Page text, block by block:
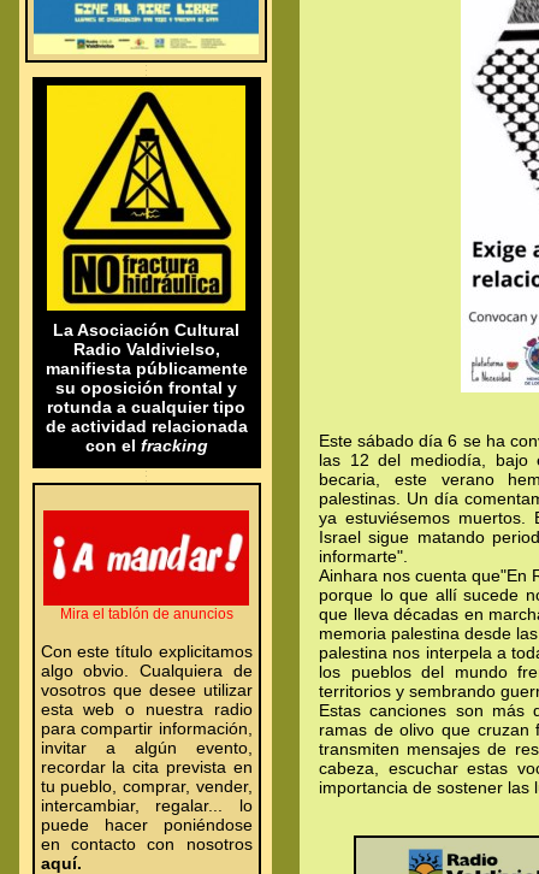
.
.
.
La Asociación Cultural
Radio Valdivielso,
manifiesta públicamente
su oposición frontal y
rotunda a cualquier tipo
de actividad relacionada
con el fracking
.
.
.
Mira el tablón de anuncios
Con este título explicitamos
algo obvio. Cualquiera de
vosotros que desee utilizar
esta web o nuestra radio
para compartir información,
invitar a algún evento,
recordar la cita prevista en
tu pueblo, comprar, vender,
intercambiar, regalar... lo
puede hacer poniéndose
en contacto con nosotros
aquí.
Este sábado día 6 se ha
las 12 del mediodía, bajo
becaria, este verano
palestinas. Un día
ya estuviésemos
Israel sigue matando
informarte".
Ainhara nos cuenta que"En
porque lo que allí sucede
que lleva décadas en
memoria palestina desde
palestina nos interpela a
los pueblos del mundo
territorios y sembrando
Estas canciones son más
ramas de olivo que cruzan
transmiten mensajes de
cabeza, escuchar estas
importancia de sostener las